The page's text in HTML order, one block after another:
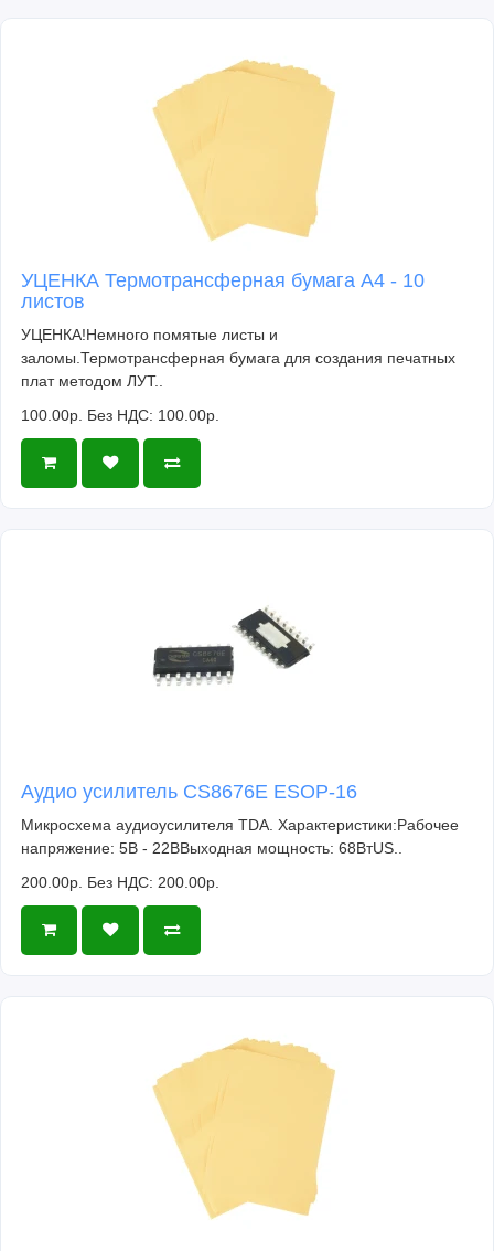
УЦЕНКА Термотрансферная бумага А4 - 10
листов
УЦЕНКА!Немного помятые листы и
заломы.Термотрансферная бумага для создания печатных
плат методом ЛУТ..
100.00р. Без НДС: 100.00р.
Аудио усилитель CS8676E ESOP-16
Микросхема аудиоусилителя TDA. Характеристики:Рабочее
напряжение: 5В - 22ВВыходная мощность: 68ВтUS..
200.00р. Без НДС: 200.00р.